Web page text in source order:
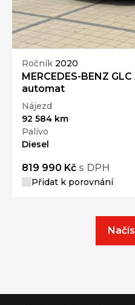
Ročník 2020
MERCEDES-BENZ
automat
Nájezd
92 584 km
Palivo
Diesel
819 990 Kč s DPH
Přidat k porovnání